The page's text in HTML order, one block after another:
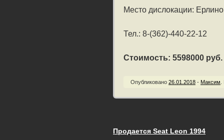
Место дислокации:
Тел.: 8-(362)-440-22-12
Стоимость: 5598000 руб.
Опубликовано 26.01.2018 - Максим
Продается Seat Leon 1994